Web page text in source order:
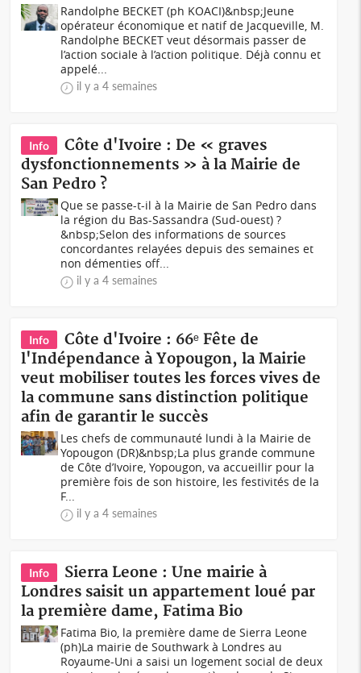
Randolphe BECKET (ph KOACI)&nbsp;Jeune
opérateur économique et natif de Jacqueville, M.
Randolphe BECKET veut désormais passer de
l’action sociale à l’action politique. Déjà connu et
appelé...
il y a 4 semaines
Info
Côte d'Ivoire : De « graves
dysfonctionnements » à la Mairie de
San Pedro ?
Que se passe-t-il à la Mairie de San Pedro dans
la région du Bas-Sassandra (Sud-ouest) ?
&nbsp;Selon des informations de sources
concordantes relayées depuis des semaines et
non démenties off...
il y a 4 semaines
Info
Côte d'Ivoire : 66ᵉ Fête de
l'Indépendance à Yopougon, la Mairie
veut mobiliser toutes les forces vives de
la commune sans distinction politique
afin de garantir le succès
Les chefs de communauté lundi à la Mairie de
Yopougon (DR)&nbsp;La plus grande commune
de Côte d’Ivoire, Yopougon, va accueillir pour la
première fois de son histoire, les festivités de la
F...
il y a 4 semaines
Info
Sierra Leone : Une mairie à
Londres saisit un appartement loué par
la première dame, Fatima Bio
Fatima Bio, la première dame de Sierra Leone
(ph)La mairie de Southwark à Londres au
Royaume-Uni a saisi un logement social de deux